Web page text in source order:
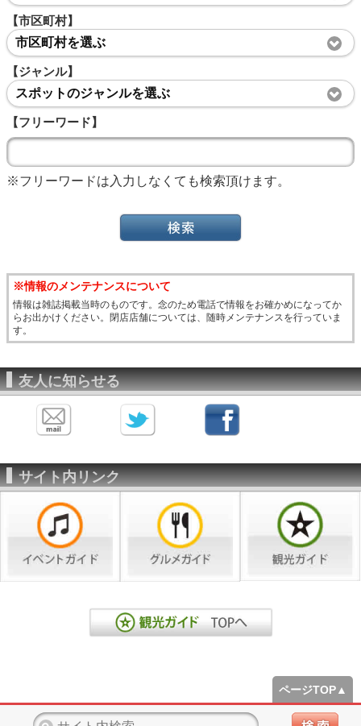
【市区町村】
市区町村を選ぶ
【ジャンル】
スポットのジャンルを選ぶ
【フリーワード】
※フリーワードは入力しなくても検索頂けます。
※情報のメンテナンスについて
情報は雑誌掲載当時のものです。念のため電話で情報をお確かめになってか
らお出かけください。閉店店舗については、随時メンテナンスを行っていま
す。
友人に知らせる
サイト内リンク
ページTOP▲